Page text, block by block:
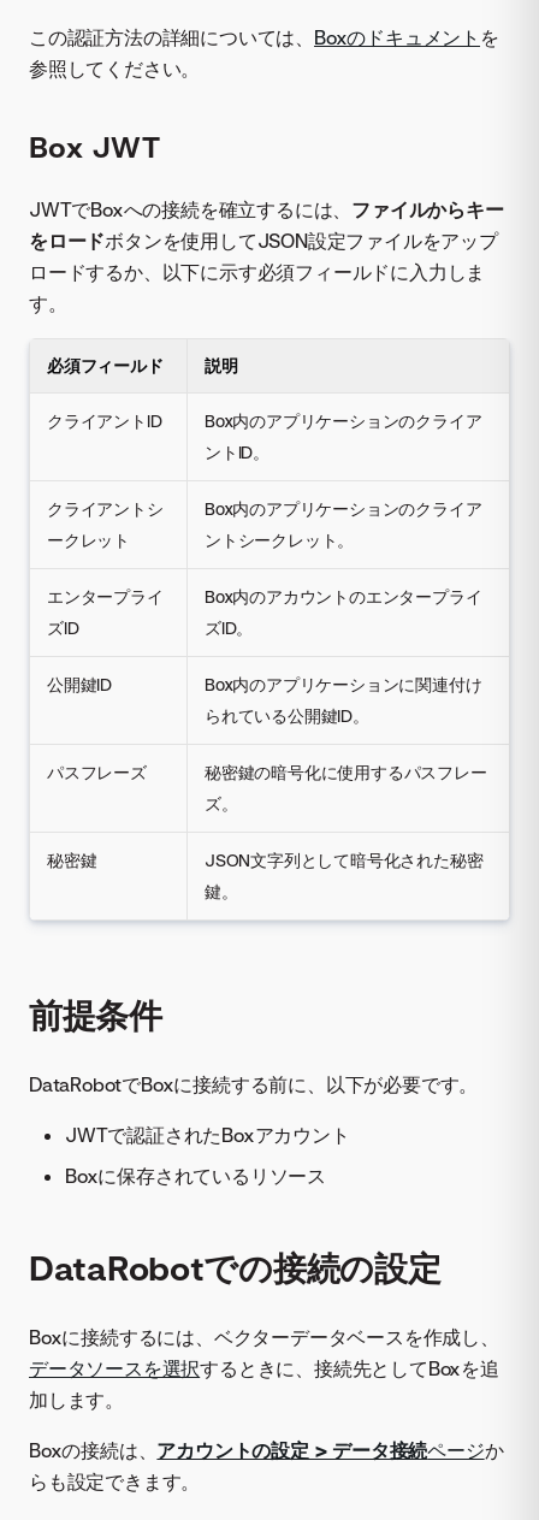
この認証方法の詳細については、 Boxのドキュメント を
参照してください。
Box JWT
JWTでBoxへの接続を確立するには、 ファイルからキー
をロードボタンを使用してJSON設定ファイルをアップ
ロードするか、以下に示す必須フィールドに入力しま
す。
必須フィールド 説明
クライアントID
Box内のアプリケーションのクライア
ントID。
クライアントシ
ークレット
Box内のアプリケーションのクライア
ントシークレット。
エンタープライ
ズID
Box内のアカウントのエンタープライ
ズID。
公開鍵ID
Box内のアプリケーションに関連付け
られている公開鍵ID。
パスフレーズ
秘密鍵の暗号化に使用するパスフレー
ズ。
秘密鍵
JSON文字列として暗号化された秘密
鍵。
前提条件
DataRobotでBoxに接続する前に、以下が必要です。
JWTで認証されたBoxアカウント
Boxに保存されているリソース
DataRobotでの接続の設定
Boxに接続するには、ベクターデータベースを作成し、
データソースを選択するときに、接続先としてBoxを追
加します。
Boxの接続は、 アカウントの設定 > データ接続ページか
らも設定できます。